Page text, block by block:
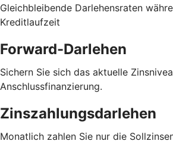
Gleichbleibende Darlehensraten
Kreditlaufzeit
Forward-Darlehen
Sichern Sie sich das aktuelle
Anschlussfinanzierung.
Zinszahlungsdarlehen
Monatlich zahlen Sie nur die